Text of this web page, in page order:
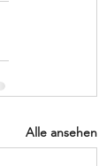
Alle ansehen